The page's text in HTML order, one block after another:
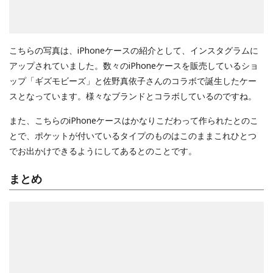
こちらの写真は、iPhoneケースの紹介として、インスタグラムに
アップされていました。数々のiPhoneケースを販売しているショ
ップ「ギズモビーズ」と佐野真依子さんのコラボで誕生したケー
スとなっています。様々なブランドとコラボしているのですね。
また、こちらのiPhoneケースはかなりこだわって作られたとのこ
とで、ポケットが付いているタイプのものはこのままこれひとつ
でお出かけできるようにしてあるとのことです。
まとめ